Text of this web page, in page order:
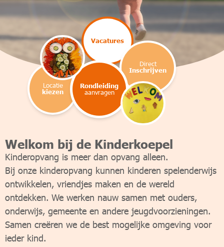
Vacatures
Locatie
kiezen
Rondleiding
aanvragen
Direct
Inschrijven
Welkom bij de Kinderkoepel
Kinderopvang is meer dan opvang alleen.
Bij onze kinderopvang kunnen kinderen spelenderwijs
ontwikkelen, vriendjes maken en de wereld
ontdekken. We werken nauw samen met ouders,
onderwijs, gemeente en andere jeugdvoorzieningen.
Samen creëren we de best mogelijke omgeving voor
ieder kind.